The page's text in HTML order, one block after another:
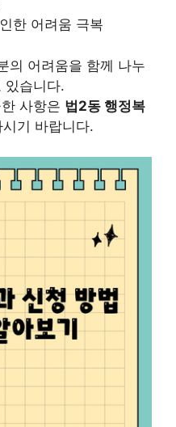
한 어려움 극복
의 어려움을 함께 나누
있습니다.
사항은 법2동 행정복
기 바랍니다.